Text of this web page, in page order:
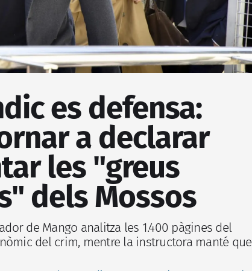
es defensa:
a declarar
les "greus
dels Mossos
de Mango analitza les 1.400 pàgines del
del crim, mentre la instructora manté que